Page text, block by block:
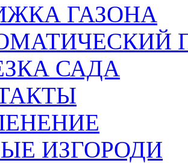
ГАЗОНА
САДА
ИЗГОРОДИ